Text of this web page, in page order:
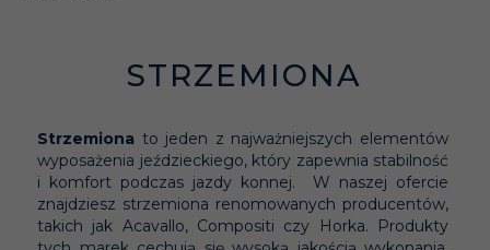
STRZEMIONA
Strzemiona to jeden z najważniejszych elementów
wyposażenia jeździeckiego, który zapewnia stabilność
i komfort podczas jazdy konnej. W naszej ofercie
znajdziesz strzemiona renomowanych producentów,
takich jak Acavallo, Compositi czy Horka. Produkty